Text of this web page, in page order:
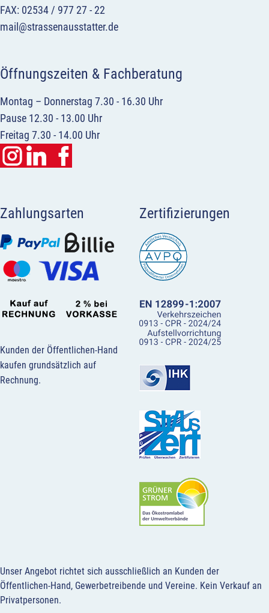
FAX: 02534 / 977 27 - 22
mail@strassenausstatter.de
Öffnungszeiten & Fachberatung
Montag – Donnerstag 7.30 - 16.30 Uhr
Pause 12.30 - 13.00 Uhr
Freitag 7.30 - 14.00 Uhr
Zahlungsarten
Kunden der Öffentlichen-Hand
kaufen grundsätzlich auf
Rechnung.
Zertifizierungen
Unser Angebot richtet sich ausschließlich an Kunden der
Öffentlichen-Hand, Gewerbetreibende und Vereine. Kein Verkauf an
Privatpersonen.